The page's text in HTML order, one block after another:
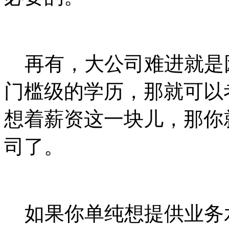
再有，大公司难进就是
门槛级的学历，那就可
想着薪资这一块儿，那
司了。
如果你单纯想提供业务